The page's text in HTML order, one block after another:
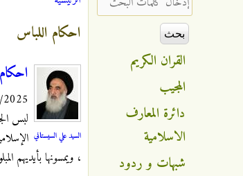
الإسلامي أنت هنا
احكام اللباس
السيد علي السيستاني
- 17:00
لبس
، ويمسونها بأيديهم
القران الكريم
المجيب
دائرة المعارف
الاسلامية
شبهات و ردود